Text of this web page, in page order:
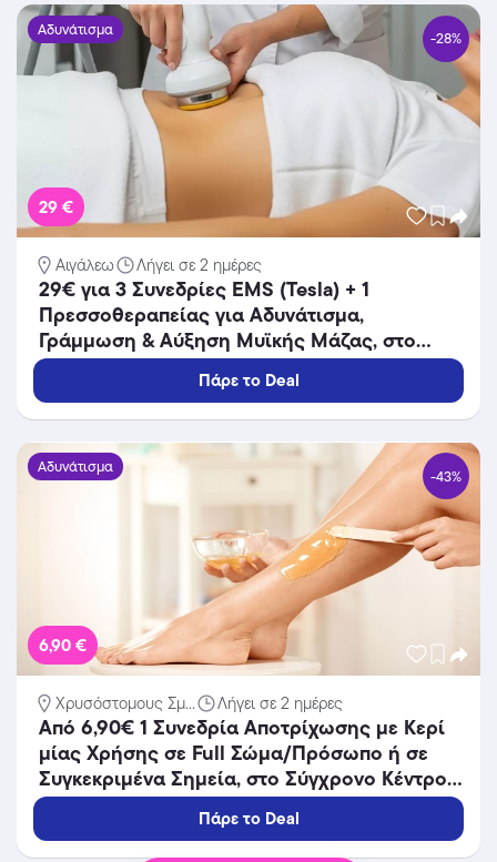
Αδυνάτισμα -28%
29 €
Αιγάλεω Λήγει σε 2 ημέρες
29€ για 3 Συνεδρίες EMS (Tesla) + 1
Πρεσσοθεραπείας για Αδυνάτισμα,
Γράμμωση & Αύξηση Μυϊκής Μάζας, στο
«Glamour Med Spa» στο Αιγάλεω Πλησίον
Πάρε το Deal
Αδυνάτισμα -43%
6,90 €
Χρυσόστομους Σμ... Λήγει σε 2 ημέρες
Από 6,90€ 1 Συνεδρία Αποτρίχωσης με Κερί
μίας Χρήσης σε Full Σώμα/Πρόσωπο ή σε
Συγκεκριμένα Σημεία, στο Σύγχρονο Κέντρο
Αισθητικής Beauty Center Ταύρος.
Πάρε το Deal